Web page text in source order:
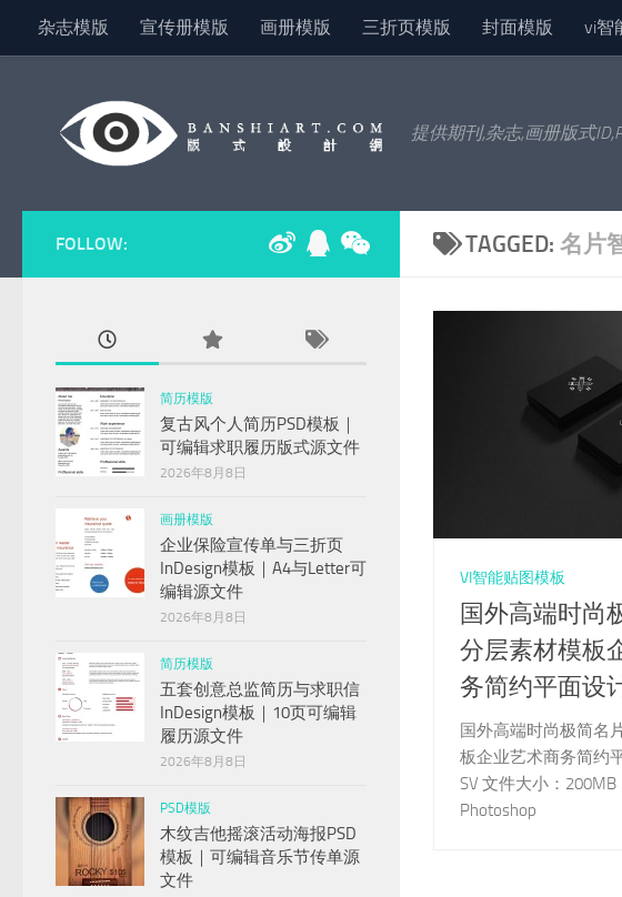
Skip to content
杂志模版 宣传册模版 画册模版 三折页模版 封面模版 vi智
提供期刊,杂志,画册版式
TAGGED: 名片
VI智能贴图模板
国外高端时尚
分层素材模板
务简约平面设
国外高端时尚极简名
板企业艺术商务简约
SV 文件大小：200MB
Photoshop
FOLLOW:
简历模版
复古风个人简历PSD模板｜
可编辑求职履历版式源文件
2026年8月8日
画册模版
企业保险宣传单与三折页
InDesign模板｜A4与Letter可
编辑源文件
2026年8月8日
简历模版
五套创意总监简历与求职信
InDesign模板｜10页可编辑
履历源文件
2026年8月8日
PSD模版
木纹吉他摇滚活动海报PSD
模板｜可编辑音乐节传单源
文件